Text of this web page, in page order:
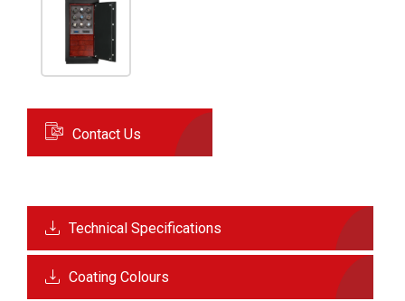
Contact Us
Technical Specifications
Coating Colours